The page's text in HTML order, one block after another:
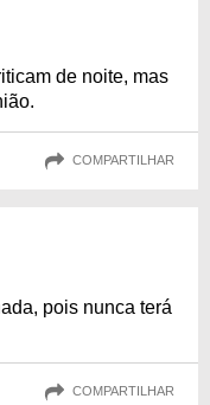
de noite, mas
COMPARTILHAR
pois nunca terá
COMPARTILHAR